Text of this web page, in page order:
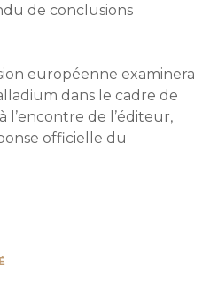
de conclusions
européenne examinera
dans le cadre de
de l’éditeur,
officielle du